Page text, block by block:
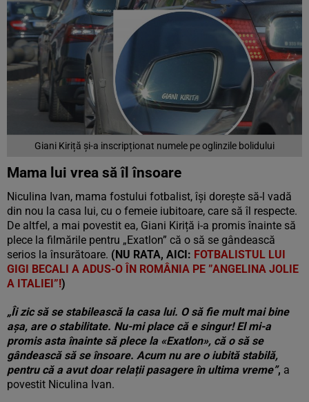
Giani Kiriță și-a inscripționat numele pe oglinzile bolidului
Mama lui vrea să îl însoare
Niculina Ivan, mama fostului fotbalist, își dorește să-l vadă
din nou la casa lui, cu o femeie iubitoare, care să îl respecte.
De altfel, a mai povestit ea, Giani Kiriță i-a promis înainte să
plece la filmările pentru „Exatlon” că o să se gândească
serios la însurătoare. (NU RATA, AICI: FOTBALISTUL LUI
GIGI BECALI A ADUS-O ÎN ROMÂNIA PE ”ANGELINA JOLIE
A ITALIEI”!)
„Îi zic să se stabilească la casa lui. O să fie mult mai bine
așa, are o stabilitate. Nu-mi place că e singur! El mi-a
promis asta înainte să plece la «Exatlon», că o să se
gândească să se însoare. Acum nu are o iubită stabilă,
pentru că a avut doar relații pasagere în ultima vreme”, a
povestit Niculina Ivan.